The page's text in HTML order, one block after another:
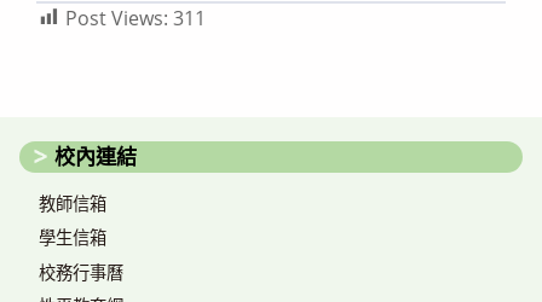
Post Views: 311
校內連結
教師信箱
學生信箱
校務行事曆